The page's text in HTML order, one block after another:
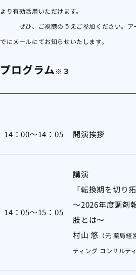
より有効活用いただけます。
ぜひ、ご視聴のうえご参加ください。ア
でにメールにてお知らせいたします。
プログラム ※３
14：00～14：05 開演挨拶
14：05～15：05
講演
「転換期を切り
～2026年度調剤
肢とは～
村山 悠 （元 薬局
ティング コンサルテ